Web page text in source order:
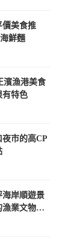
價美食推
鮮麵
濱漁港美食
有特色
市的高CP
海岸順遊景
業文物，